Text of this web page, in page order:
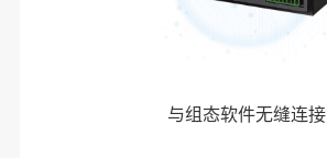
与组态软件无缝连接